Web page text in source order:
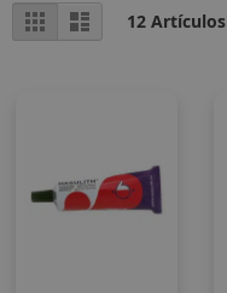
View
as
Grid List 12 Artículos